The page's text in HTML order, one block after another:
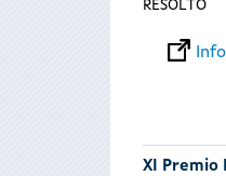
RESOLTO
XI Premio